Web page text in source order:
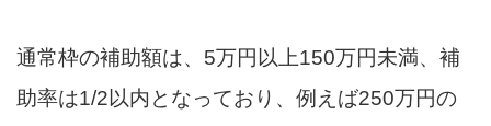
通常枠の補助額は、5万円以上150万円未満、補
助率は1/2以内となっており、例えば250万円の